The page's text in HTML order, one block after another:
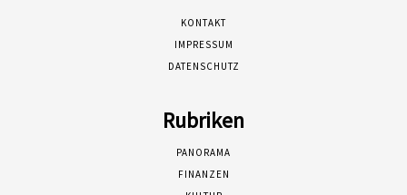
KONTAKT
IMPRESSUM
DATENSCHUTZ
Rubriken
PANORAMA
FINANZEN